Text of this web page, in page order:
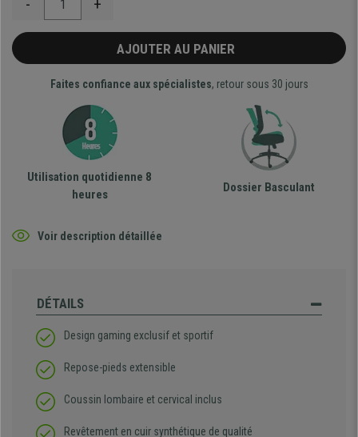
- +
AJOUTER AU PANIER
Faites confiance aux spécialistes, retour sous 30 jours
Utilisation quotidienne 8
heures
Dossier Basculant
Voir description détaillée
DÉTAILS
Design gaming exclusif et sportif
Repose-pieds extensible
Coussin lombaire et cervical inclus
Revêtement en cuir synthétique de qualité